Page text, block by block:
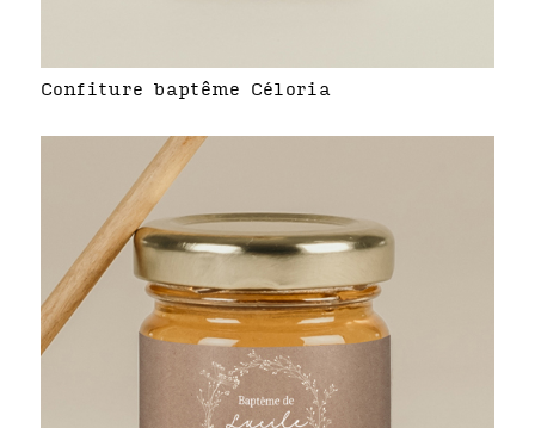
Confiture baptême Céloria